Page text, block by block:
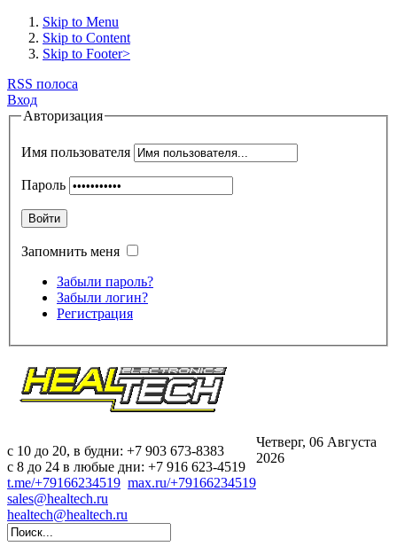
Skip to Menu
Skip to Content
Skip to Footer>
RSS полоса
Вход
Авторизация
Имя пользователя
Пароль
Войти
Запомнить меня
Забыли пароль?
Забыли логин?
Регистрация
c 10 до 20, в будни: +7 903 673-8383
с 8 до 24 в любые дни: +7 916 623-4519
t.me/+79166234519 max.ru/+79166234519
sales@healtech.ru
healtech@healtech.ru
Четверг, 06 Августа
2026